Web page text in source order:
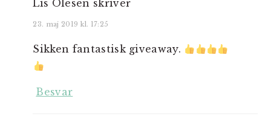
Lis Olesen skriver
23. maj 2019 kl. 17:25
Sikken fantastisk giveaway.
Besvar